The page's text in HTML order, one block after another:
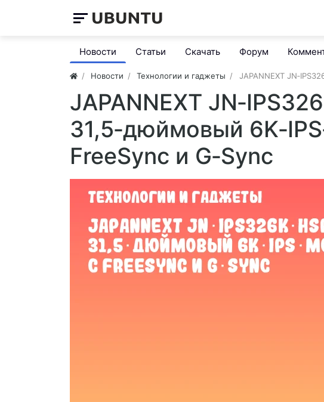
Новости Статьи Скачать Форум
Новости Технологии и гаджеты JAPANNEXT
JAPANNEXT
31,5‑дюймовый
FreeSync и G‑Sync